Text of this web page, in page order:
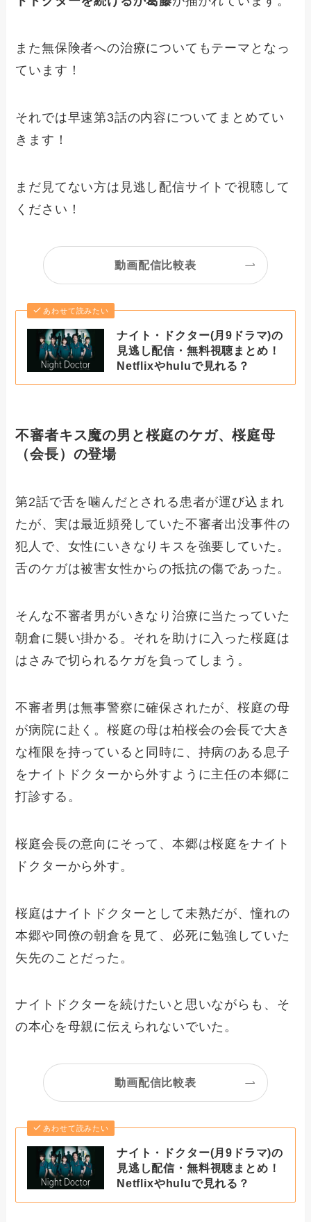
また無保険者への治療についてもテーマとなっ
ています！
それでは早速第3話の内容についてまとめてい
きます！
まだ見てない方は見逃し配信サイトで視聴して
ください！
動画配信比較表
あわせて読みたい
ナイト・ドクター(月9ドラマ)の
見逃し配信・無料視聴まとめ！
Netflixやhuluで見れる？
不審者キス魔の男と桜庭のケガ、桜庭母
（会長）の登場
第2話で舌を噛んだとされる患者が運び込まれ
たが、実は最近頻発していた不審者出没事件の
犯人で、女性にいきなりキスを強要していた。
舌のケガは被害女性からの抵抗の傷であった。
そんな不審者男がいきなり治療に当たっていた
朝倉に襲い掛かる。それを助けに入った桜庭は
はさみで切られるケガを負ってしまう。
不審者男は無事警察に確保されたが、桜庭の母
が病院に赴く。桜庭の母は柏桜会の会長で大き
な権限を持っていると同時に、持病のある息子
をナイトドクターから外すように主任の本郷に
打診する。
桜庭会長の意向にそって、本郷は桜庭をナイト
ドクターから外す。
桜庭はナイトドクターとして未熟だが、憧れの
本郷や同僚の朝倉を見て、必死に勉強していた
矢先のことだった。
ナイトドクターを続けたいと思いながらも、そ
の本心を母親に伝えられないでいた。
動画配信比較表
あわせて読みたい
ナイト・ドクター(月9ドラマ)の
見逃し配信・無料視聴まとめ！
Netflixやhuluで見れる？